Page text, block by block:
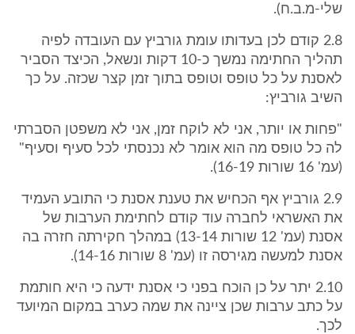
שלי-מ.ב.ח).
2.8 קודם לכן בעדותו עומת גורביץ עם העובדה לפיה
תהליך החתימה נמשך כ-10 דקות ונשאל, הכיצד הסביר
לאסנת על כל טופס וטופס בתוך זמן קצר שכזה. על כך
השיב גורביץ:
"פחות או יותר, אני לא לוקח זמן, אני לא משפטן הסברתי
לה כל טופס מה הוא אומר לא נכנסתי לכל סעיף וסעיף"
(עמ' 16 שורות 16-19).
2.9 גורביץ אף הכחיש את טענת אסנת כי התובע העמיד
את האשראי לחברה עוד קודם לחתימת הערבות של
אסנת (עמ' 12 שורות 13-14) במהלך חקירתה חזרה בה
אסנת למעשה מגירסה זו (עמ' 8 שורות 14-16).
2.10 יתר על כן הוכח בפני כי אסנת ידעה כי היא חותמת
על כתב ערבות שכן ציינה את שמה כערב במקום המיועד
לכך.